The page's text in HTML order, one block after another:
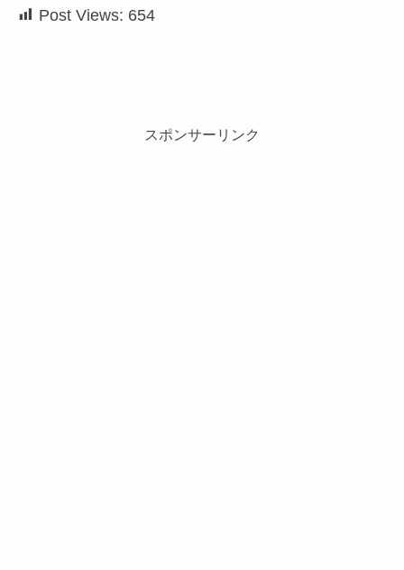
Post Views: 654
スポンサーリンク